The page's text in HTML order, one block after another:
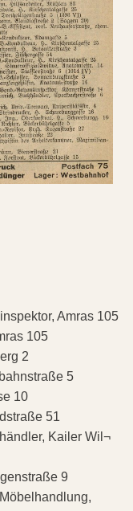
Amras 105
105
2
5
10
51
Kailer Wil¬
9